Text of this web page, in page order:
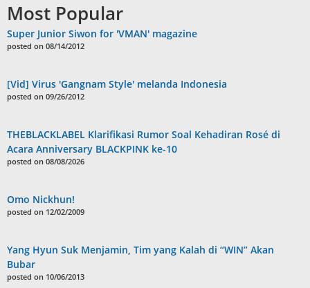
Most Popular
Super Junior Siwon for 'VMAN' magazine
posted on 08/14/2012
[Vid] Virus 'Gangnam Style' melanda Indonesia
posted on 09/26/2012
THEBLACKLABEL Klarifikasi Rumor Soal Kehadiran Rosé di
Acara Anniversary BLACKPINK ke-10
posted on 08/08/2026
Omo Nickhun!
posted on 12/02/2009
Yang Hyun Suk Menjamin, Tim yang Kalah di “WIN” Akan
Bubar
posted on 10/06/2013